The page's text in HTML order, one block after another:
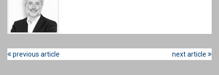
previous article next article